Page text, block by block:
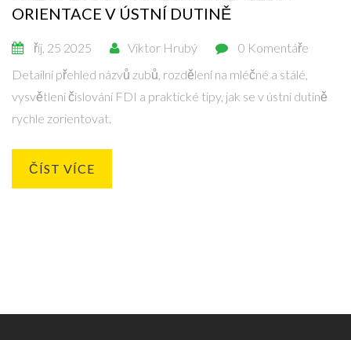
ORIENTACE V ÚSTNÍ DUTINĚ
říj, 25 2025 Viktor Hrubý
0 Komentáře
Detailní přehled názvů zubů, rozdělení na mléčné a stálé,
vysvětlení číslování FDI a praktické tipy, jak se v ústní dutině
rychle zorientovat.
ČÍST VÍCE